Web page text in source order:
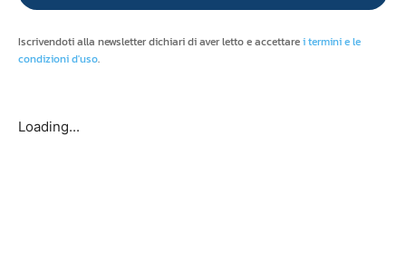
Iscrivendoti alla newsletter dichiari di aver letto e accettarei termini e le
condizioni d'uso.
Loading...